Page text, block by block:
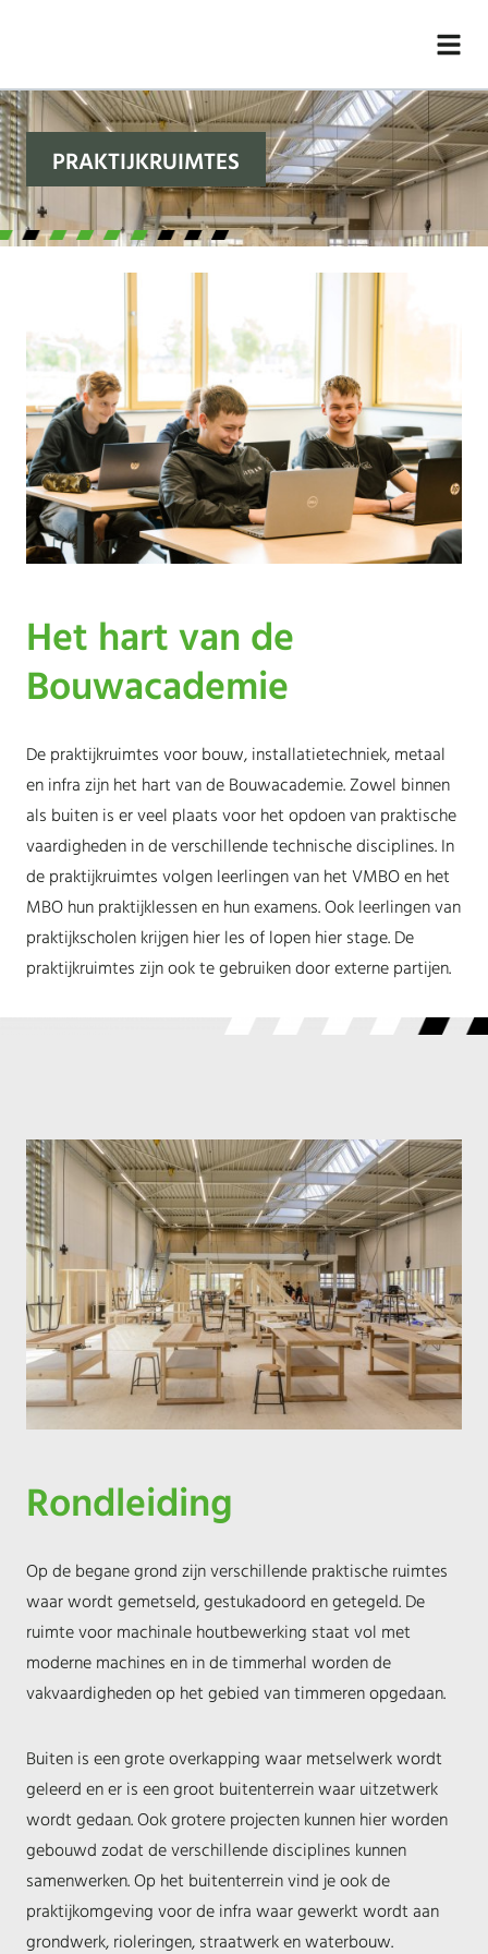
PRAKTIJKRUIMTES
Het hart van de
Bouwacademie
De praktijkruimtes voor bouw, installatietechniek, metaal
en infra zijn het hart van de Bouwacademie. Zowel binnen
als buiten is er veel plaats voor het opdoen van praktische
vaardigheden in de verschillende technische disciplines. In
de praktijkruimtes volgen leerlingen van het VMBO en het
MBO hun praktijklessen en hun examens. Ook leerlingen van
praktijkscholen krijgen hier les of lopen hier stage. De
praktijkruimtes zijn ook te gebruiken door externe partijen.
Rondleiding
Op de begane grond zijn verschillende praktische ruimtes
waar wordt gemetseld, gestukadoord en getegeld. De
ruimte voor machinale houtbewerking staat vol met
moderne machines en in de timmerhal worden de
vakvaardigheden op het gebied van timmeren opgedaan.
Buiten is een grote overkapping waar metselwerk wordt
geleerd en er is een groot buitenterrein waar uitzetwerk
wordt gedaan. Ook grotere projecten kunnen hier worden
gebouwd zodat de verschillende disciplines kunnen
samenwerken. Op het buitenterrein vind je ook de
praktijkomgeving voor de infra waar gewerkt wordt aan
grondwerk, rioleringen, straatwerk en waterbouw.